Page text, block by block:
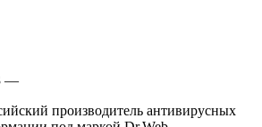
—
производитель антивирусных